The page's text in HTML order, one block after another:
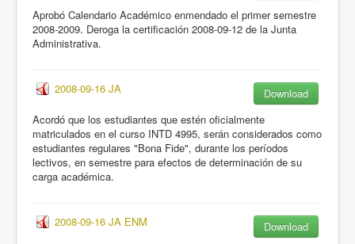
Aprobó Calendario Académico enmendado el primer semestre
2008-2009. Deroga la certificación 2008-09-12 de la Junta
Administrativa.
2008-09-16 JA
Download
Acordó que los estudiantes que estén oficialmente
matriculados en el curso INTD 4995, serán considerados como
estudiantes regulares "Bona Fide", durante los períodos
lectivos, en semestre para efectos de determinación de su
carga académica.
2008-09-16 JA ENM
Download